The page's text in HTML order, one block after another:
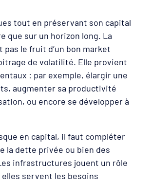
tout en préservant son capital
que sur un horizon long. La
pas le fruit d’un bon market
de volatilité. Elle provient
: par exemple, élargir une
augmenter sa productivité
ou encore se développer à
en capital, il faut compléter
la dette privée ou bien des
infrastructures jouent un rôle
servent les besoins